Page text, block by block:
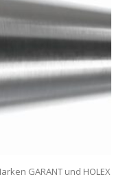
GARANT und HOLEX